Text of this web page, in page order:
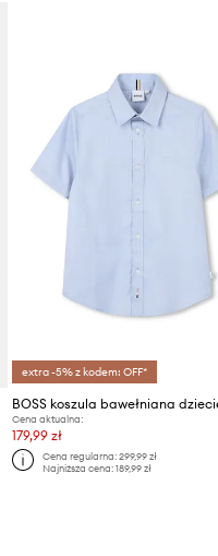
extra -5% z kodem: OFF*
BOSS koszula bawełniana
Cena aktualna:
179,99 zł
Cena regularna: 299,99 zł
Najniższa cena: 189,99 zł